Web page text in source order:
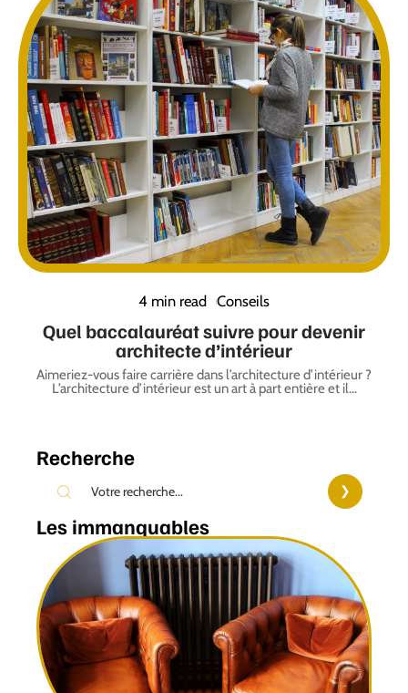
4 min read Conseils
Quel baccalauréat suivre pour devenir
architecte d’intérieur
Aimeriez-vous faire carrière dans l’architecture d’intérieur ?
L’architecture d’intérieur est un art à part entière et il…
Recherche
Les immanquables